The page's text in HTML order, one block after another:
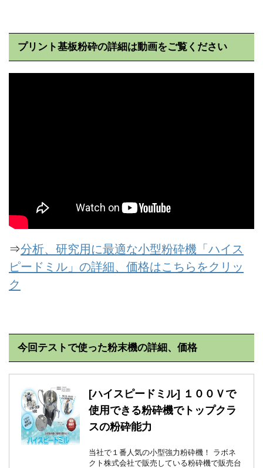
プリント基板粉砕の詳細は動画をご覧ください
⇒分析、研究用に最適な小型粉砕機「ハイス
ピードミル」の詳細、価格はこちらをクリッ
ク
今回テストで使った粉末機の詳細、価格
[ハイスピードミル] １００Ｖで
使用できる粉砕機でトップクラ
スの粉砕能力
当社で１番人気の小型強力粉砕機！ ラボネ
クト株式会社で販売している粉砕機で販売台